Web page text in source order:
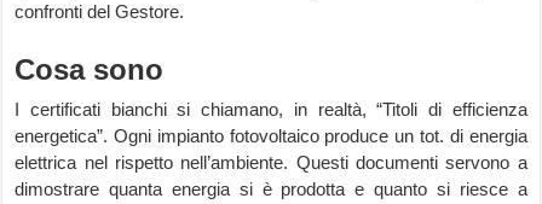
confronti del Gestore.
Cosa sono
I certificati bianchi si chiamano, in realtà, “Titoli di efficienza
energetica”. Ogni impianto fotovoltaico produce un tot. di energia
elettrica nel rispetto nell’ambiente. Questi documenti servono a
dimostrare quanta energia si è prodotta e quanto si riesce a